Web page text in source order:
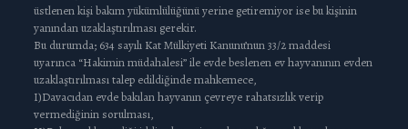
üstlenen kişi bakım yükümlülüğünü yerine getiremiyor ise bu kişinin
yanından uzaklaştırılması gerekir.
Bu durumda; 634 sayılı Kat Mülkiyeti Kanunu’nun 33/2 maddesi
uyarınca “Hakimin müdahalesi” ile evde beslenen ev hayvanının evden
uzaklaştırılması talep edildiğinde mahkemece,
I)Davacıdan evde bakılan hayvanın çevreye rahatsızlık verip
vermediğinin sorulması,